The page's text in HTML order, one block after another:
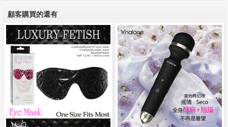
顧客購買的還有